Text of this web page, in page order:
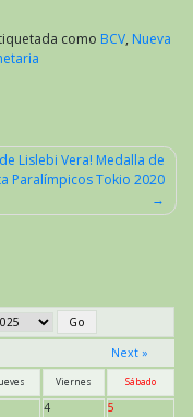
como BCV, Nueva
Lislebi Vera! Medalla de
Paralímpicos Tokio 2020
Next »
Viernes Sábado
4 5